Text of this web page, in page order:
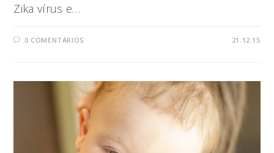
Zika vírus e…
0 COMENTÁRIOS 21.12.15